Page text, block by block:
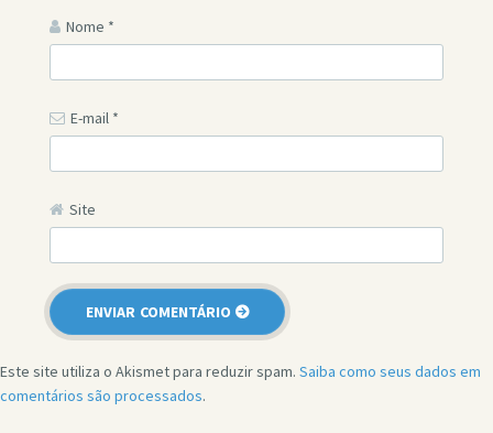
Nome *
E-mail *
Site
Este site utiliza o Akismet para reduzir spam. Saiba como seus dados em
comentários são processados.